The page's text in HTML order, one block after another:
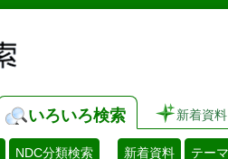
いろいろ検索 新着資料
NDC分類検索 新着資料 テー